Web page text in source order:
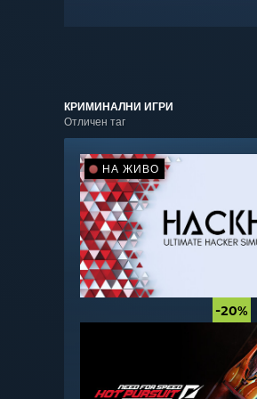
КРИМИНАЛНИ ИГРИ
Отличен таг
-20%
НА ЖИВО